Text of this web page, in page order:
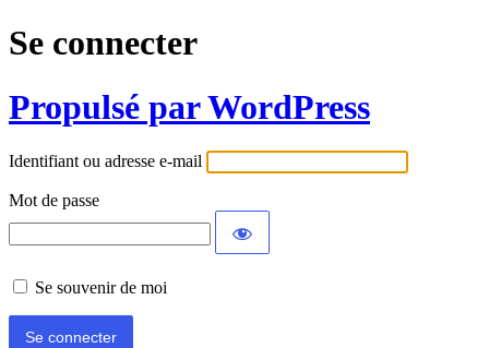
Se connecter
Propulsé par WordPress
Identifiant ou adresse e-mail
Mot de passe
Se souvenir de moi